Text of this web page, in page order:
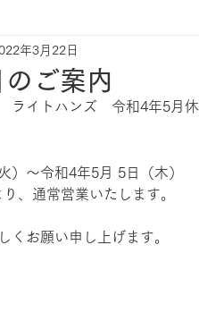
ご案内
年3月22日
ライトハンズ　令和4年5月
）～令和4年5月 5日（木）
、通常営業いたします。
くお願い申し上げます。